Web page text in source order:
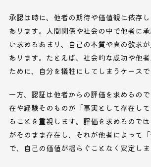
承認は時に、他者の期待や価値観に依存
あります。人間関係や社会の中で他者に
い求めるあまり、自己の本質や真の欲求
あります。たとえば、社会的な成功や他
ために、自分を犠牲にしてしまうケースで
一方、認証は他者からの評価を求めるの
在や経験そのものが「事実として存在し
ることを重視します。評価を求めるので
がそのまま存在し、それが他者によって
で、自己の価値が揺らぐことなく安定しま